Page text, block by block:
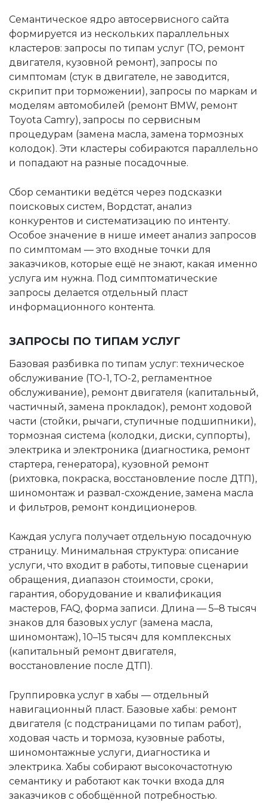
Семантическое ядро автосервисного сайта
формируется из нескольких параллельных
кластеров: запросы по типам услуг (ТО, ремонт
двигателя, кузовной ремонт), запросы по
симптомам (стук в двигателе, не заводится,
скрипит при торможении), запросы по маркам и
моделям автомобилей (ремонт BMW, ремонт
Toyota Camry), запросы по сервисным
процедурам (замена масла, замена тормозных
колодок). Эти кластеры собираются параллельно
и попадают на разные посадочные.
Сбор семантики ведётся через подсказки
поисковых систем, Вордстат, анализ
конкурентов и систематизацию по интенту.
Особое значение в нише имеет анализ запросов
по симптомам — это входные точки для
заказчиков, которые ещё не знают, какая именно
услуга им нужна. Под симптоматические
запросы делается отдельный пласт
информационного контента.
ЗАПРОСЫ ПО ТИПАМ УСЛУГ
Базовая разбивка по типам услуг: техническое
обслуживание (ТО-1, ТО-2, регламентное
обслуживание), ремонт двигателя (капитальный,
частичный, замена прокладок), ремонт ходовой
части (стойки, рычаги, ступичные подшипники),
тормозная система (колодки, диски, суппорты),
электрика и электроника (диагностика, ремонт
стартера, генератора), кузовной ремонт
(рихтовка, покраска, восстановление после ДТП),
шиномонтаж и развал-схождение, замена масла
и фильтров, ремонт кондиционеров.
Каждая услуга получает отдельную посадочную
страницу. Минимальная структура: описание
услуги, что входит в работы, типовые сценарии
обращения, диапазон стоимости, сроки,
гарантия, оборудование и квалификация
мастеров, FAQ, форма записи. Длина — 5–8 тысяч
знаков для базовых услуг (замена масла,
шиномонтаж), 10–15 тысяч для комплексных
(капитальный ремонт двигателя,
восстановление после ДТП).
Группировка услуг в хабы — отдельный
навигационный пласт. Базовые хабы: ремонт
двигателя (с подстраницами по типам работ),
ходовая часть и тормоза, кузовные работы,
шиномонтажные услуги, диагностика и
электрика. Хабы собирают высокочастотную
семантику и работают как точки входа для
заказчиков с обобщённой потребностью.